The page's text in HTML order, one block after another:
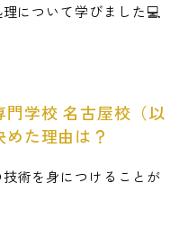
について学びました💻
門学校 名古屋校（以
た理由は？
術を身につけることが